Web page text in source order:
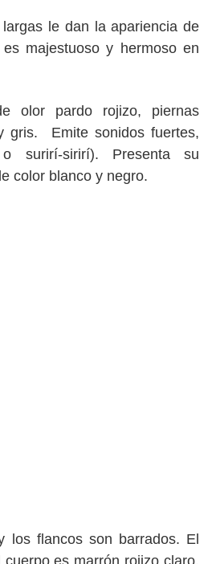
le dan la apariencia de
majestuoso y hermoso en
olor pardo rojizo, piernas
gris. Emite sonidos fuertes,
surirí-sirirí). Presenta su
color blanco y negro.
los flancos son barrados. El
es marrón rojizo claro.